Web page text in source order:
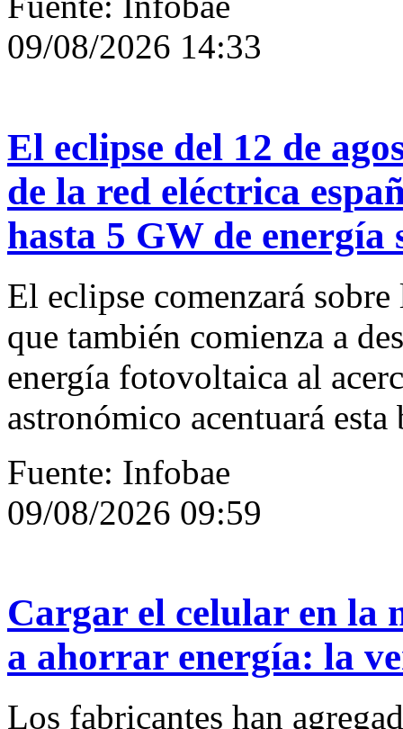
09/08/2026 14:33
El eclipse del 12 de
de la red eléctrica
hasta 5 GW de
El eclipse comenzará
que también comienza a
energía fotovoltaica al
astronómico acentuará esta
Fuente: Infobae
09/08/2026 09:59
Cargar el celular en la
a ahorrar energía: la
Los fabricantes han